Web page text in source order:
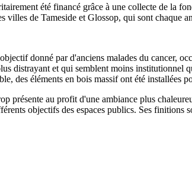
été financé grâce à une collecte de la
villes de Tameside et Glossop, qui sont chaque
donné par d'anciens malades du cancer,
distrayant et qui semblent moins
des éléments en bois massif ont été installées
présente au profit d'une ambiance plus
objectifs des espaces publics. Ses